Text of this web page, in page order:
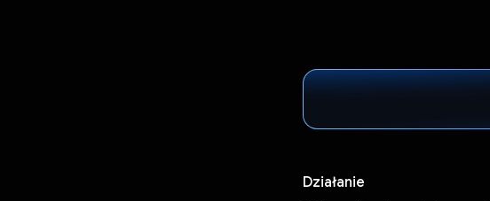
Działanie